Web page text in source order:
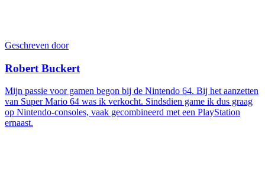
Geschreven door
Robert Buckert
Mijn passie voor gamen begon bij de Nintendo 64. Bij het aanzetten
van Super Mario 64 was ik verkocht. Sindsdien game ik dus graag
op Nintendo-consoles, vaak gecombineerd met een PlayStation
ernaast.